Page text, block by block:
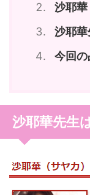
沙耶
沙耶華
今回の
沙耶華先生